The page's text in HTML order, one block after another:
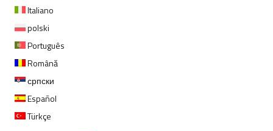
Italiano
polski
Português
Română
српски
Español
Türkçe